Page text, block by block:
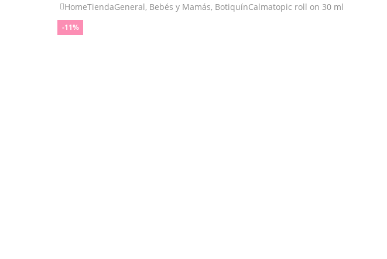
HomeTiendaGeneral, Bebés y Mamás, BotiquínCalmatopic roll on 30 ml
-11%